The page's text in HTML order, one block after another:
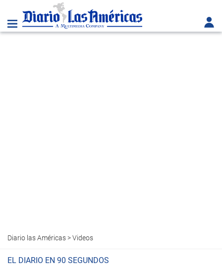
Diario las Américas>Videos
EL DIARIO EN 90 SEGUNDOS